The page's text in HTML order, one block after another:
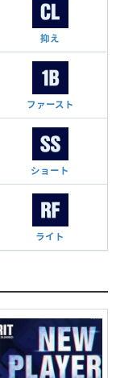
抑え
ファースト
ショート
ライト